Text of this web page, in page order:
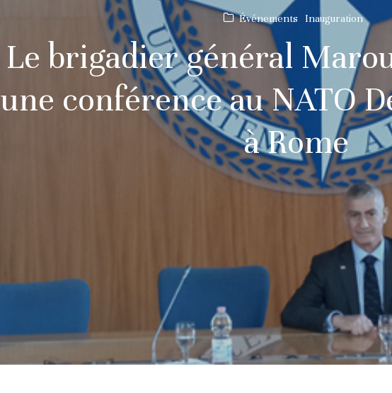
Événements Inauguration
Le brigadier général
une conférence au NATO
à Rome